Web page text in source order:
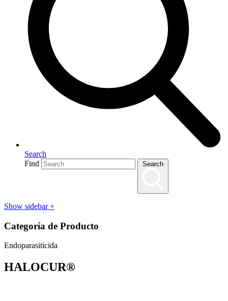
Search
Find
Search
Show sidebar+
Categoría de Producto
Endoparasiticida
HALOCUR®